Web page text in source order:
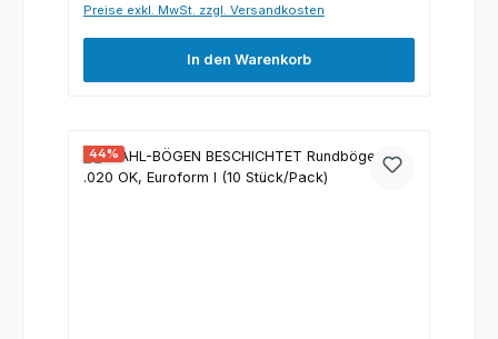
Preise exkl. MwSt. zzgl. Versandkosten
In den Warenkorb
44%